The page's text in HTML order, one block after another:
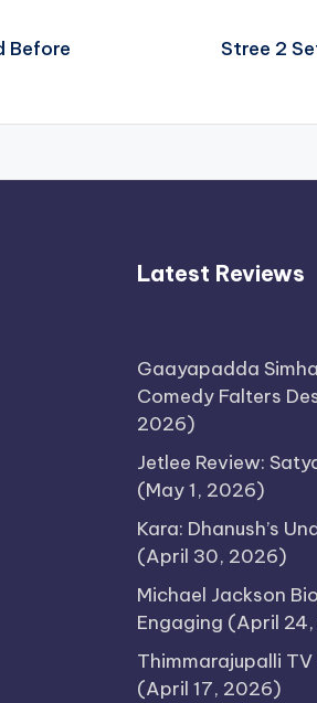
Before
Stree 2
Latest Reviews
Gaayapadda
Comedy Falters
2026)
Jetlee Review:
(May 1, 2026)
Kara: Dhanush’s
(April 30, 2026)
Michael Jackson
Engaging (April
Thimmarajupalli
(April 17, 2026)